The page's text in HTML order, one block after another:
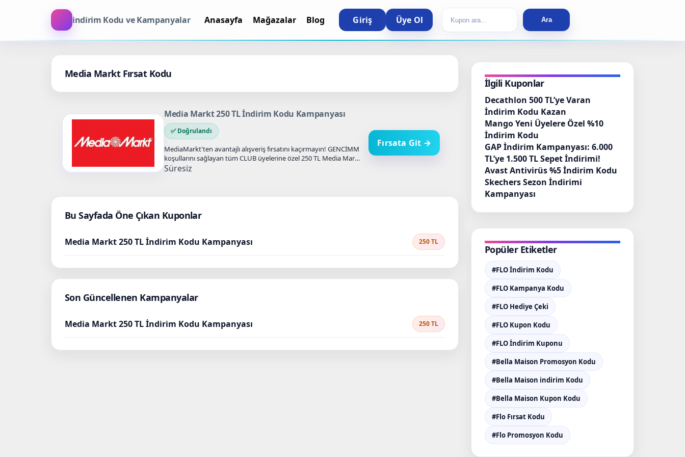
indirim Kodu ve Kampanyalar Anasayfa Mağazalar Blog Ara
Giriş Üye Ol
Media Markt Fırsat Kodu
Media Markt 250 TL İndirim Kodu Kampanyası
✅ Doğrulandı
MediaMarkt'ten avantajlı alışveriş fırsatını kaçırmayın! GENCİMM
koşullarını sağlayan tüm CLUB üyelerine özel 250 TL Media Markt
İndirim Kodu…
Süresiz
Fırsata Git →
Bu Sayfada Öne Çıkan Kuponlar
Media Markt 250 TL İndirim Kodu Kampanyası 250 TL
Son Güncellenen Kampanyalar
Media Markt 250 TL İndirim Kodu Kampanyası 250 TL
İlgili Kuponlar
Decathlon 500 TL’ye Varan
İndirim Kodu Kazan
Mango Yeni Üyelere Özel %10
İndirim Kodu
GAP İndirim Kampanyası: 6.000
TL’ye 1.500 TL Sepet İndirimi!
Avast Antivirüs %5 İndirim Kodu
Skechers Sezon İndirimi
Kampanyası
Popüler Etiketler
#FLO İndirim Kodu
#FLO Kampanya Kodu
#FLO Hediye Çeki
#FLO Kupon Kodu
#FLO İndirim Kuponu
#Bella Maison Promosyon Kodu
#Bella Maison indirim Kodu
#Bella Maison Kupon Kodu
#Flo Fırsat Kodu
#Flo Promosyon Kodu